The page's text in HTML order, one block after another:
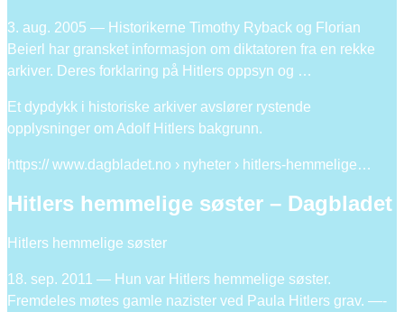
3. aug. 2005 — Historikerne Timothy Ryback og Florian
Beierl har gransket informasjon om diktatoren fra en rekke
arkiver. Deres forklaring på Hitlers oppsyn og …
Et dypdykk i historiske arkiver avslører rystende
opplysninger om Adolf Hitlers bakgrunn.
https:// www.dagbladet.no › nyheter › hitlers-hemmelige…
Hitlers hemmelige søster – Dagbladet
Hitlers hemmelige søster
18. sep. 2011 — Hun var Hitlers hemmelige søster.
Fremdeles møtes gamle nazister ved Paula Hitlers grav. —-